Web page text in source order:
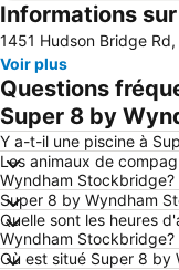
Peachtree Street
Bliss Alanta -
Fulton County Airport
Informations
1451 Hudson Bridge
Voir plus
Questions
Super 8 by
Y a-t-il une piscine à
Les animaux de
Wyndham Stockbridge?
Super 8 by Wyndham
Quelle sont les heures
Wyndham Stockbridge?
Où est situé Super 8 by